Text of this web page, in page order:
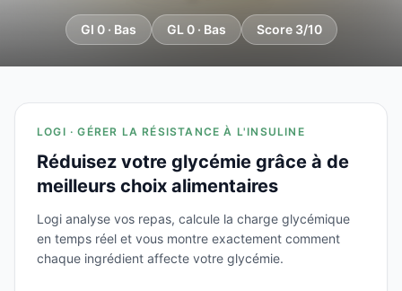
GI 0 · Bas GL 0 · Bas Score 3/10
LOGI · GÉRER LA RÉSISTANCE À L'INSULINE
Réduisez votre glycémie grâce à de
meilleurs choix alimentaires
Logi analyse vos repas, calcule la charge glycémique
en temps réel et vous montre exactement comment
chaque ingrédient affecte votre glycémie.